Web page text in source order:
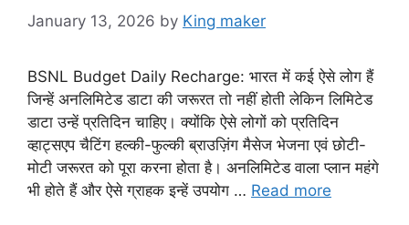
January 13, 2026 by King maker
BSNL Budget Daily Recharge: भारत में कई ऐसे लोग हैं
जिन्हें अनलिमिटेड डाटा की जरूरत तो नहीं होती लेकिन लिमिटेड
डाटा उन्हें प्रतिदिन चाहिए। क्योंकि ऐसे लोगों को प्रतिदिन
व्हाट्सएप चैटिंग हल्की-फुल्की ब्राउज़िंग मैसेज भेजना एवं छोटी-
मोटी जरूरत को पूरा करना होता है। अनलिमिटेड वाला प्लान महंगे
भी होते हैं और ऐसे ग्राहक इन्हें उपयोग … Read more